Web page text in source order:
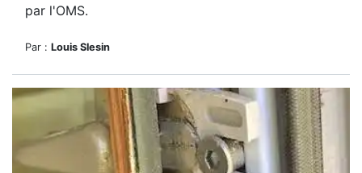
par l'OMS.
Par : Louis Slesin